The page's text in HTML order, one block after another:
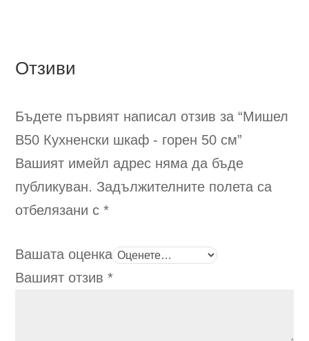
Отзиви
Бъдете първият написал отзив за “Мишел
B50 Кухненски шкаф - горен 50 см”
Вашият имейл адрес няма да бъде
публикуван. Задължителните полета са
отбелязани с*
Вашата оценка
Вашият отзив*